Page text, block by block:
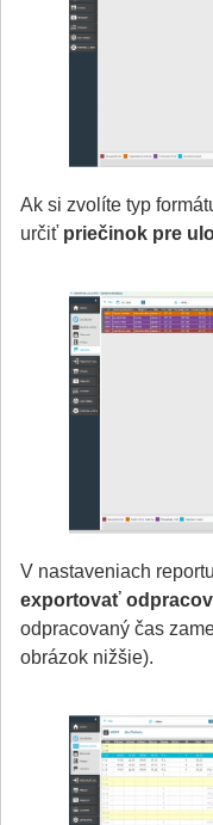
Ak si zvolíte typ
určiť priečinok pre
V nastaveniach
exportovať
odpracovaný čas
obrázok nižšie).